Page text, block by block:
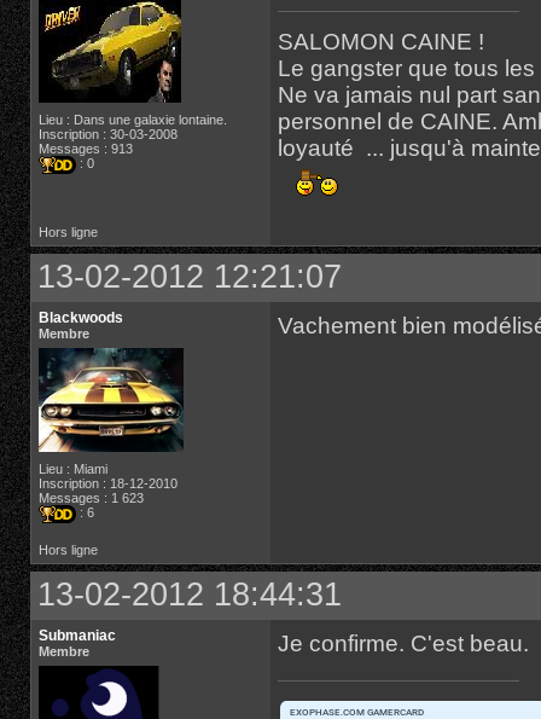
Lieu : Dans une galaxie lontaine.
Inscription : 30-03-2008
Messages : 913
: 0
SALOMON CAINE !
Le gangster que tous
Ne va jamais nul part
personnel de CAINE.
loyauté ... jusqu'à
Hors ligne
13-02-2012 12:21:07
Blackwoods
Membre
Lieu : Miami
Inscription : 18-12-2010
Messages : 1 623
: 6
Vachement bien
Hors ligne
13-02-2012 18:44:31
Submaniac
Membre Je confirme. C'est beau.